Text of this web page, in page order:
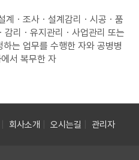
계ㆍ조사ㆍ설계감리ㆍ시공ㆍ품
감리ㆍ유지관리ㆍ사업관리 또는
는 업무를 수행한 자와 공병병
서 복무한 자
회사소개 오시는길 관리자